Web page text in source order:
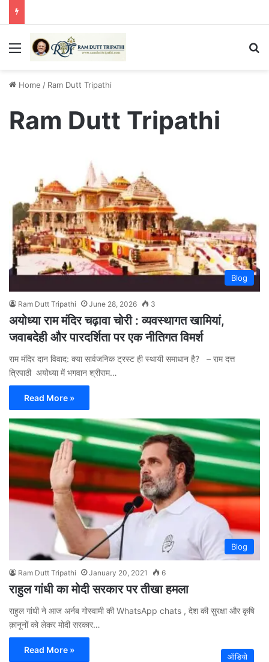
Menu
Home / Ram Dutt Tripathi
Ram Dutt Tripathi
Blog
Ram Dutt Tripathi June 28, 2026 3
अयोध्या राम मंदिर चढ़ावा चोरी : व्यवस्थागत खामियां,
जवाबदेही और पारदर्शिता पर एक नीतिगत विमर्श
राम मंदिर दान विवाद: क्या सार्वजनिक ट्रस्ट ही स्थायी समाधान है? – राम दत्त
त्रिपाठी अयोध्या में भगवान श्रीराम…
Read More »
Blog
Ram Dutt Tripathi January 20, 2021 6
राहुल गांधी का मोदी सरकार पर तीखा हमला
राहुल गांधी ने आज अर्नब गोस्वामी की WhatsApp chats , देश की सुरक्षा और कृषि
क़ानूनों को लेकर मोदी सरकार…
Read More »
ऑडियो